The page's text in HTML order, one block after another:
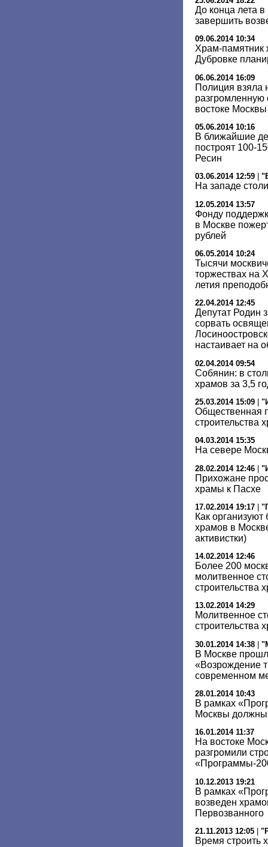
До конца лета
завершить
09.06.2014 10:34
Храм-памятник
Дубровке
06.06.2014 16:09
Полиция взяла
разгромленную
востоке Москвы
05.06.2014 10:16
В ближайшие
построят 100-
Ресин
03.06.2014 12:59
На западе
12.05.2014 13:57
Фонду
в Москве
рублей
06.05.2014 10:24
Тысячи
торжествах на
летия
22.04.2014 12:45
Депутат Родин
сорвать
настаивает на
02.04.2014 09:54
Собянин: в
храмов за 3,5
25.03.2014 15:09
Общественная
строительства
04.03.2014 15:35
На севере
28.02.2014 12:46 |
Прихожане
храмы к Пасхе
17.02.2014 19:17
Как организуют
храмов в
активистки)
14.02.2014 12:46
Более 200
молитвенное
строительства
13.02.2014 14:29
Молитвенное
строительства
30.01.2014 14:38
В Москве
«Возрождение
современном
28.01.2014 10:43
В рамках
Москвы должны
16.01.2014 11:37
На востоке
разгромили
«Программы-
10.12.2013 19:21
В рамках
возведен
Первозванного
21.11.2013 12:05
Время строить